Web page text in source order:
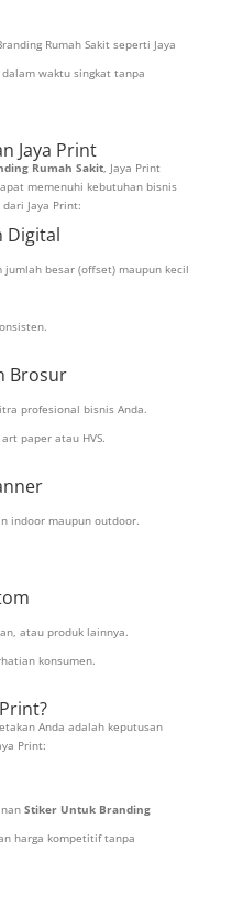
Rumah Sakit seperti Jaya
waktu singkat tanpa
Jaya Print
Rumah Sakit, Jaya Print
memenuhi kebutuhan bisnis
Jaya Print:
Digital
besar (offset) maupun kecil
Brosur
profesional bisnis Anda.
paper atau HVS.
indoor maupun outdoor.
atau produk lainnya.
konsumen.
Anda adalah keputusan
Print:
Stiker Untuk Branding
harga kompetitif tanpa